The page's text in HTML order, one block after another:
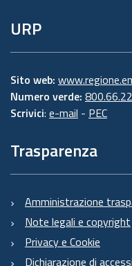
URP
Sito web:
Numero verde:
Scrivici: e-mail - PEC
Trasparenza
Amministrazione
Note legali e copyright
Privacy e Cookie
Dichiarazione di